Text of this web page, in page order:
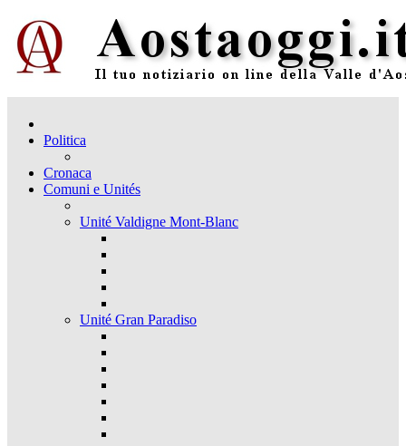
Politica
Cronaca
Comuni e Unités
Unité Valdigne Mont-Blanc
Unité Gran Paradiso